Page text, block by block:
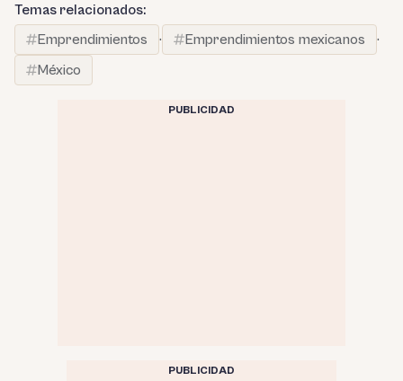
Temas relacionados:
Emprendimientos
· Emprendimientos mexicanos
·
México
PUBLICIDAD
PUBLICIDAD